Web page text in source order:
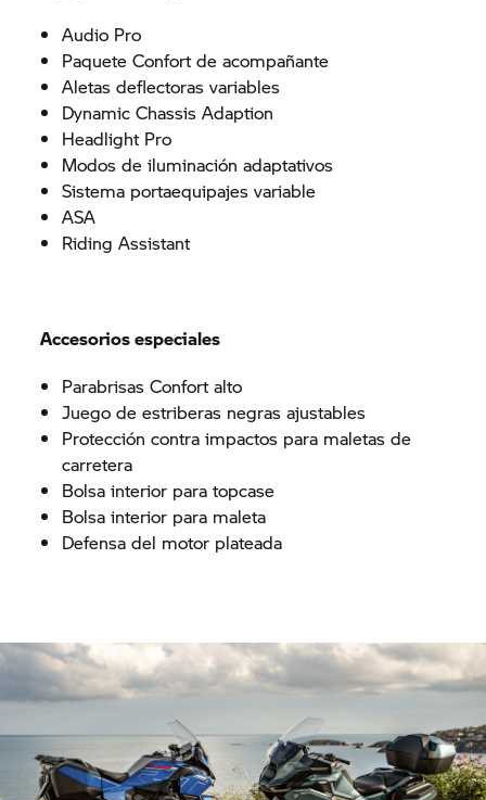
Audio Pro
Paquete Confort de acompañante
Aletas deflectoras variables
Dynamic Chassis Adaption
Headlight Pro
Modos de iluminación adaptativos
Sistema portaequipajes variable
ASA
Riding Assistant
Accesorios especiales
Parabrisas Confort alto
Juego de estriberas negras ajustables
Protección contra impactos para maletas de
carretera
Bolsa interior para topcase
Bolsa interior para maleta
Defensa del motor plateada